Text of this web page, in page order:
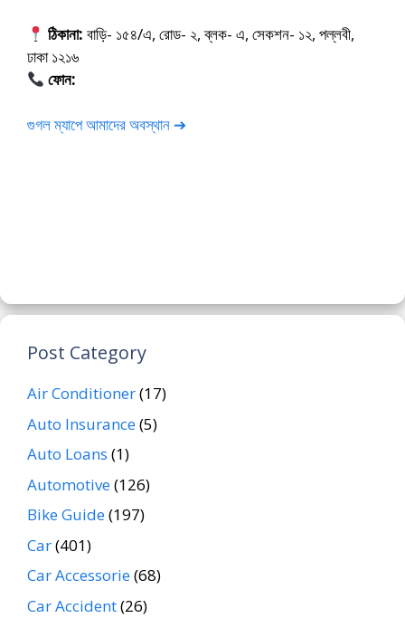
ঠিকানা: বাড়ি- ১৫৪/এ, রোড- ২, ব্লক- এ, সেকশন- ১২, পল্লবী,
ঢাকা ১২১৬
ফোন:
গুগল ম্যাপে আমাদের অবস্থান ➔
Post Category
Air Conditioner(17)
Auto Insurance(5)
Auto Loans (1)
Automotive(126)
Bike Guide(197)
Car(401)
Car Accessorie(68)
Car Accident(26)